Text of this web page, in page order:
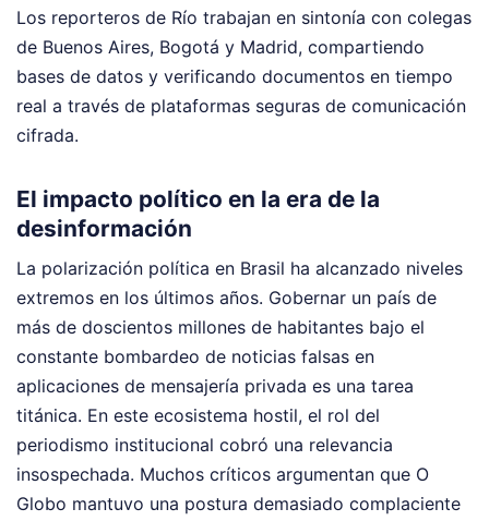
Los reporteros de Río trabajan en sintonía con colegas
de Buenos Aires, Bogotá y Madrid, compartiendo
bases de datos y verificando documentos en tiempo
real a través de plataformas seguras de comunicación
cifrada.
El impacto político en la era de la
desinformación
La polarización política en Brasil ha alcanzado niveles
extremos en los últimos años. Gobernar un país de
más de doscientos millones de habitantes bajo el
constante bombardeo de noticias falsas en
aplicaciones de mensajería privada es una tarea
titánica. En este ecosistema hostil, el rol del
periodismo institucional cobró una relevancia
insospechada. Muchos críticos argumentan que O
Globo mantuvo una postura demasiado complaciente